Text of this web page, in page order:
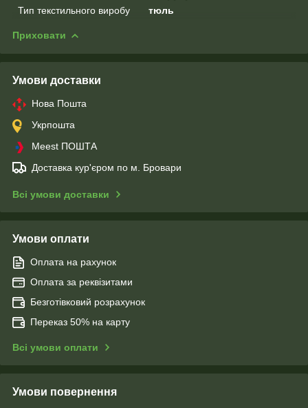
Тип текстильного виробу
тюль
Приховати
Умови доставки
Нова Пошта
Укрпошта
Meest ПОШТА
Доставка кур'єром по м. Бровари
Всі умови доставки
Умови оплати
Оплата на рахунок
Оплата за реквізитами
Безготівковий розрахунок
Переказ 50% на карту
Всі умови оплати
Умови повернення